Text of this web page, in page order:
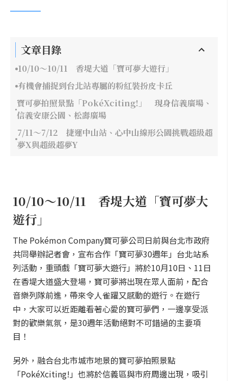
文章目錄
10/10～10/11 香堤大道「寶可夢大遊行」
有機會捕捉到台北站專屬的粉紅裝扮皮卡丘
寶可夢拍照景點「PokéXciting!」 現身信義廣場、
信義安康公園、松壽廣場
7/11～7/12 捷運中山站、心中山線形公園挑戰超級超
夢X與超級超夢Y
10/10～10/11 香堤大道「寶可夢大
遊行」
The Pokémon Company寶可夢公司日前與台北市政府
共同舉辦記者會，宣布合作「寶可夢30週年」台北站系
列活動，重頭戲「寶可夢大遊行」將於10月10日、11日
在香堤大道盛大登場，寶可夢將出現在眾人面前，配合
音樂列隊前進，帶來令人雀躍又感動的遊行。在遊行
中，大家可以近距離看著心愛的寶可夢們，一邊享受派
對的歡樂氣氛，是30週年活動絕對不可錯過的主要項
目！
另外，融合台北市城市地景的寶可夢拍照景點
「PokéXciting!」也將於信義區與市府周邊出現，吸引